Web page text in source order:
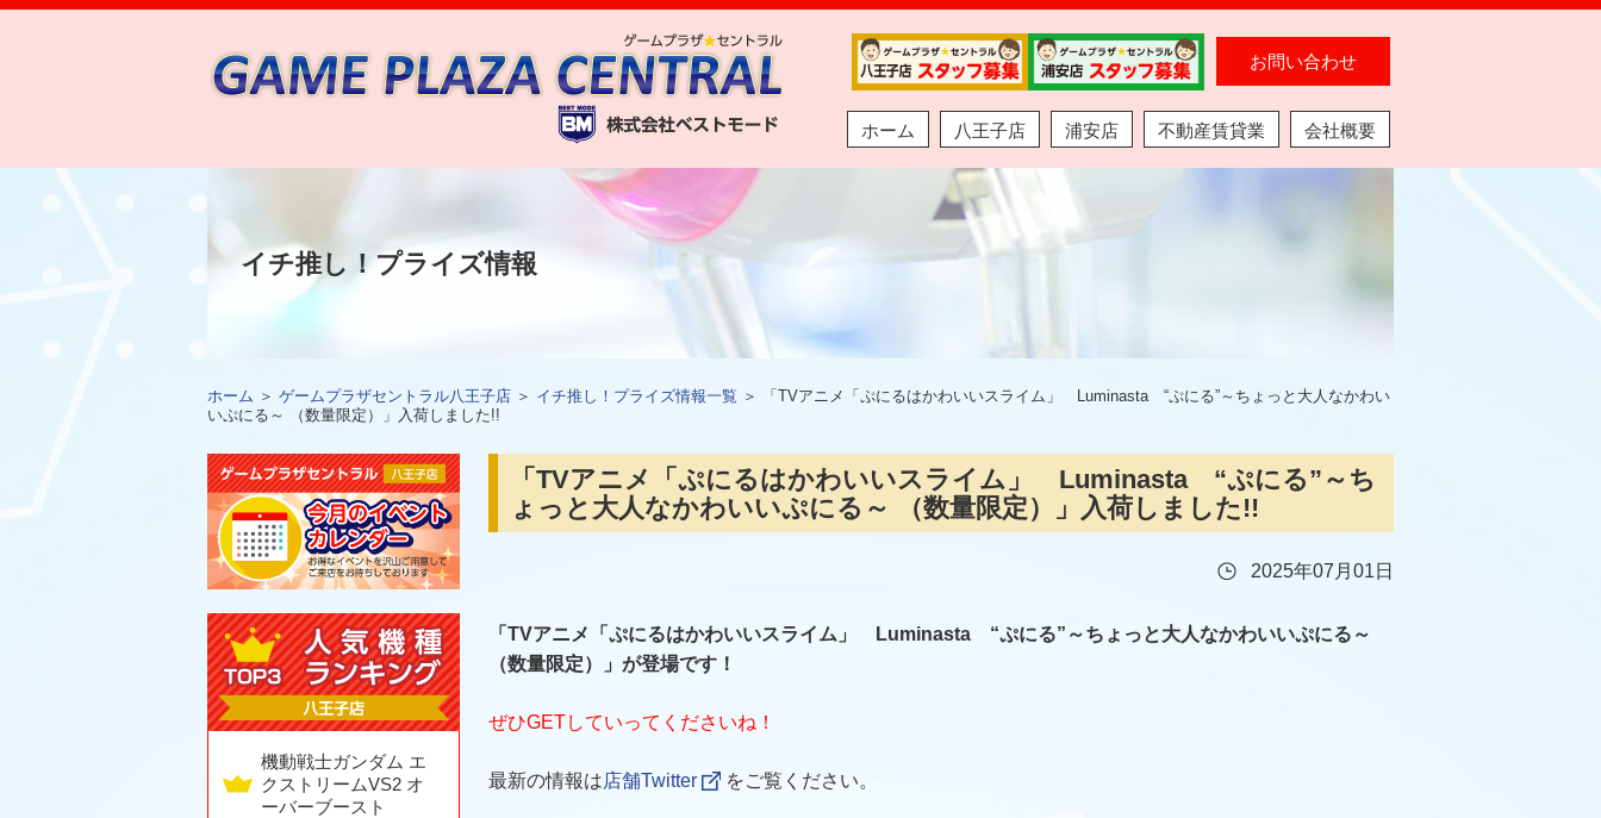
お問い合わせ
ホーム 八王子店 浦安店 不動産賃貸業 会社概要
イチ推し！プライズ情報
ホーム ＞ ゲームプラザセントラル八王子店 ＞ イチ推し！プライズ情報一覧 ＞ 「TVアニメ「ぷにるはかわいいスライム」 Luminasta “ぷにる”～ちょっと大人なかわい
いぷにる～ （数量限定）」入荷しました!!
「TVアニメ「ぷにるはかわいいスライム」 Luminasta “ぷにる”～ち
ょっと大人なかわいいぷにる～ （数量限定）」入荷しました!!
2025年07月01日
「TVアニメ「ぷにるはかわいいスライム」 Luminasta “ぷにる”～ちょっと大人なかわいいぷにる～
（数量限定）」が登場です！
ぜひGETしていってくださいね！
最新の情報は店舗Twitter をご覧ください。
機動戦士ガンダム エ
クストリームVS2 オ
ーバーブースト